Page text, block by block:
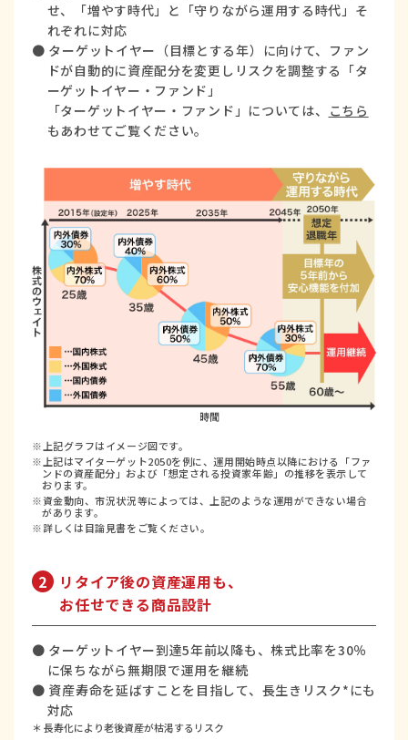
せ、「増やす時代」と「守りながら運用する時代」そ
れぞれに対応
● ターゲットイヤー（目標とする年）に向けて、ファン
ドが自動的に資産配分を変更しリスクを調整する「タ
ーゲットイヤー・ファンド」
「ターゲットイヤー・ファンド」については、 こちら
もあわせてご覧ください。
※上記グラフはイメージ図です。
※上記はマイターゲット2050を例に、運用開始時点以降における「ファ
ンドの資産配分」および「想定される投資家年齢」の推移を表示して
おります。
※資金動向、市況状況等によっては、上記のような運用ができない場合
があります。
※詳しくは目論見書をご覧ください。
2
リタイア後の資産運用も、
お任せできる商品設計
● ターゲットイヤー到達5年前以降も、株式比率を30％
に保ちながら無期限で運用を継続
● 資産寿命を延ばすことを目指して、長生きリスク*にも
対応
＊ 長寿化により老後資産が枯渇するリスク